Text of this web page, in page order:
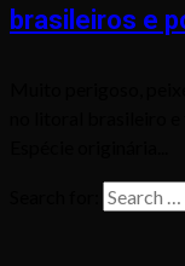
brasileiros e